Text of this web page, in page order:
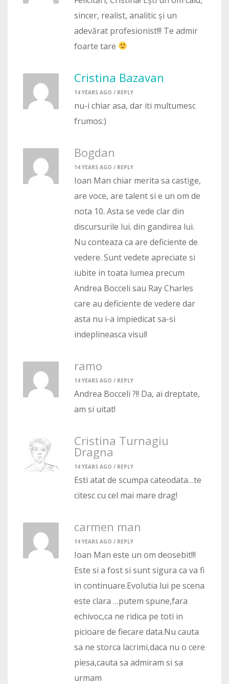
sincer, realist, analitic și un
adevărat profesionist!!! Te admir
foarte tare
Cristina Bazavan
14 YEARS AGO / REPLY
nu-i chiar asa, dar iti multumesc
frumos:)
Bogdan
14 YEARS AGO / REPLY
Ioan Man chiar merita sa castige,
are voce, are talent si e un om de
nota 10. Asta se vede clar din
discursurile lui. din gandirea lui.
Nu conteaza ca are deficiente de
vedere. Sunt vedete apreciate si
iubite in toata lumea precum
Andrea Bocceli sau Ray Charles
care au deficiente de vedere dar
asta nu i-a impiedicat sa-si
indeplineasca visul!
ramo
14 YEARS AGO / REPLY
Andrea Bocceli ?!! Da, ai dreptate,
am si uitat!
Cristina Turnagiu
Dragna
14 YEARS AGO / REPLY
Esti atat de scumpa cateodata…te
citesc cu cel mai mare drag!
carmen man
14 YEARS AGO / REPLY
Ioan Man este un om deosebit!!!
Este si a fost si sunt sigura ca va fi
in continuare.Evolutia lui pe scena
este clara …putem spune,fara
echivoc,ca ne ridica pe toti in
picioare de fiecare data.Nu cauta
sa ne storca lacrimi,daca nu o cere
piesa,cauta sa admiram si sa
urmam